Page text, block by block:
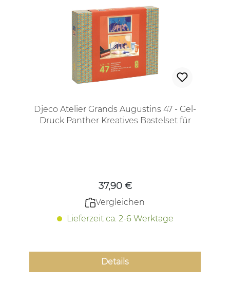
Djeco Atelier Grands Augustins 47 - Gel-
Druck Panther Kreatives Bastelset für
37,90 €
Vergleichen
Lieferzeit ca. 2-6 Werktage
Details